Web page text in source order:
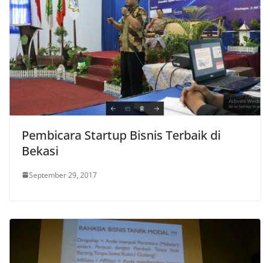
Pembicara Startup Bisnis Terbaik di
Bekasi
September 29, 2017